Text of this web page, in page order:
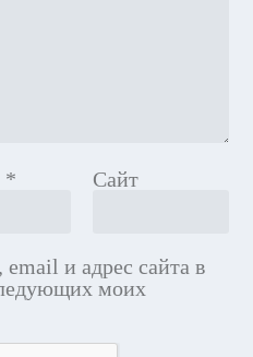
* Сайт
и адрес сайта в
моих